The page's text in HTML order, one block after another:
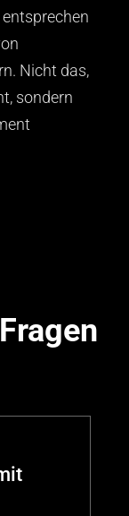
Nicht das,
sondern